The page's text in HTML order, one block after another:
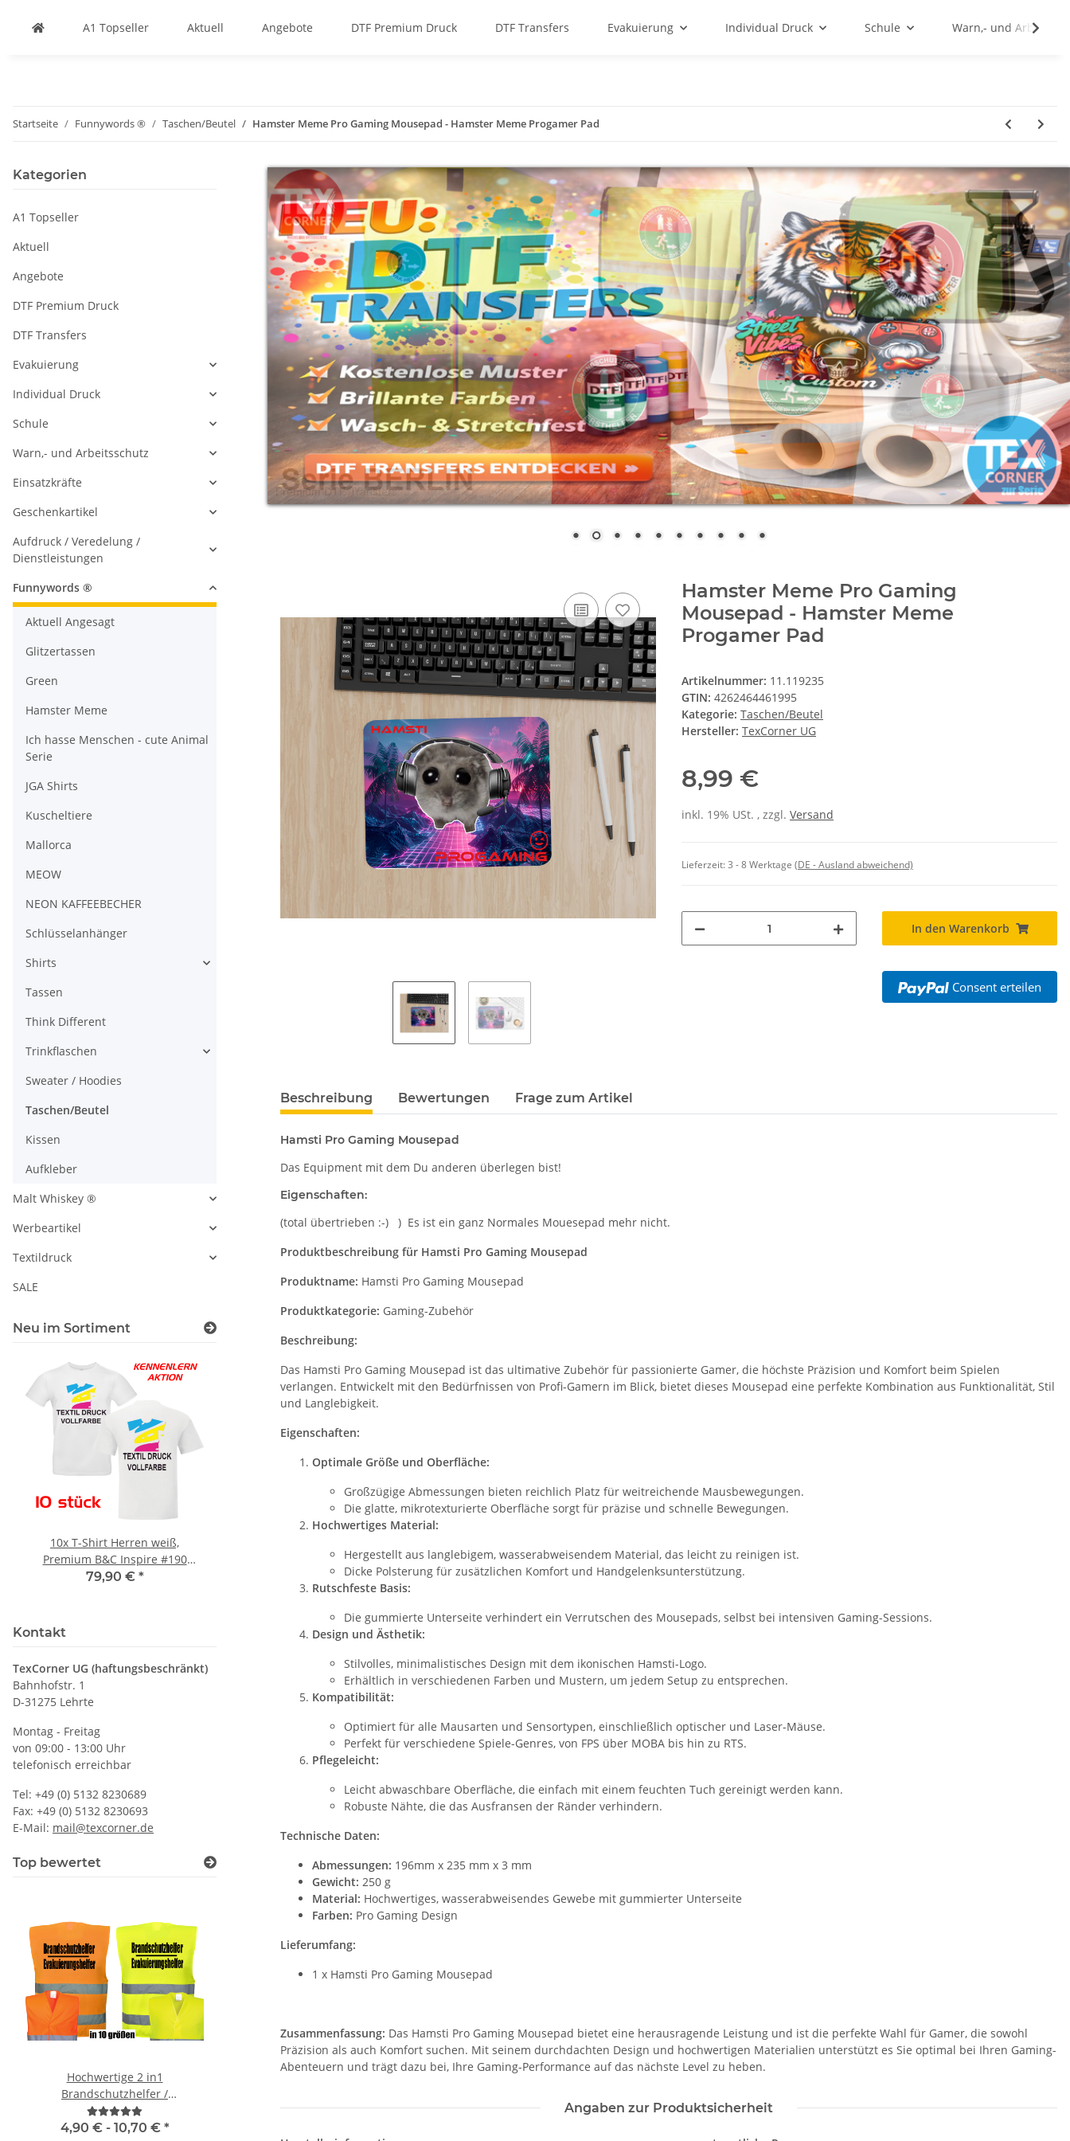
A1 Topseller Aktuell Angebote DTF Premium Druck DTF Transfers Evakuierung Individual Druck Schule Warn,- und
Startseite Funnywords ® Taschen/Beutel Hamster Meme Pro Gaming Mousepad - Hamster Meme Progamer Pad
Hamster Meme Pro Gaming
Mousepad - Hamster Meme
Progamer Pad
Artikelnummer: 11.119235
GTIN: 4262464461995
Kategorie: Taschen/Beutel
Hersteller: TexCorner UG
8,99 €
inkl. 19% USt. , zzgl. Versand
Lieferzeit:3 - 8 Werktage (DE - Ausland abweichend)
In den Warenkorb
Consent erteilen
Beschreibung Bewertungen Frage zum Artikel
Hamsti Pro Gaming Mousepad
Das Equipment mit dem Du anderen überlegen bist!
Eigenschaften:
(total übertrieben :-) ) Es ist ein ganz Normales Mouesepad mehr nicht.
Produktbeschreibung für Hamsti Pro Gaming Mousepad
Produktname: Hamsti Pro Gaming Mousepad
Produktkategorie: Gaming-Zubehör
Beschreibung:
Das Hamsti Pro Gaming Mousepad ist das ultimative Zubehör für passionierte Gamer, die höchste Präzision und Komfort beim Spielen
verlangen. Entwickelt mit den Bedürfnissen von Profi-Gamern im Blick, bietet dieses Mousepad eine perfekte Kombination aus Funktionalität, Stil
und Langlebigkeit.
Eigenschaften:
Optimale Größe und Oberfläche:
Großzügige Abmessungen bieten reichlich Platz für weitreichende Mausbewegungen.
Die glatte, mikrotexturierte Oberfläche sorgt für präzise und schnelle Bewegungen.
Hochwertiges Material:
Hergestellt aus langlebigem, wasserabweisendem Material, das leicht zu reinigen ist.
Dicke Polsterung für zusätzlichen Komfort und Handgelenksunterstützung.
Rutschfeste Basis:
Die gummierte Unterseite verhindert ein Verrutschen des Mousepads, selbst bei intensiven Gaming-Sessions.
Design und Ästhetik:
Stilvolles, minimalistisches Design mit dem ikonischen Hamsti-Logo.
Erhältlich in verschiedenen Farben und Mustern, um jedem Setup zu entsprechen.
Kompatibilität:
Optimiert für alle Mausarten und Sensortypen, einschließlich optischer und Laser-Mäuse.
Perfekt für verschiedene Spiele-Genres, von FPS über MOBA bis hin zu RTS.
Pflegeleicht:
Leicht abwaschbare Oberfläche, die einfach mit einem feuchten Tuch gereinigt werden kann.
Robuste Nähte, die das Ausfransen der Ränder verhindern.
Technische Daten:
Abmessungen: 196mm x 235 mm x 3 mm
Gewicht: 250 g
Material: Hochwertiges, wasserabweisendes Gewebe mit gummierter Unterseite
Farben: Pro Gaming Design
Lieferumfang:
1 x Hamsti Pro Gaming Mousepad
Zusammenfassung: Das Hamsti Pro Gaming Mousepad bietet eine herausragende Leistung und ist die perfekte Wahl für Gamer, die sowohl
Präzision als auch Komfort suchen. Mit seinem durchdachten Design und hochwertigen Materialien unterstützt es Sie optimal bei Ihren Gaming-
Abenteuern und trägt dazu bei, Ihre Gaming-Performance auf das nächste Level zu heben.
Angaben zur Produktsicherheit
Kategorien
A1 Topseller
Aktuell
Angebote
DTF Premium Druck
DTF Transfers
Evakuierung
Individual Druck
Schule
Warn,- und Arbeitsschutz
Einsatzkräfte
Geschenkartikel
Aufdruck / Veredelung /
Dienstleistungen
Funnywords ®
Aktuell Angesagt
Glitzertassen
Green
Hamster Meme
Ich hasse Menschen - cute Animal
Serie
JGA Shirts
Kuscheltiere
Mallorca
MEOW
NEON KAFFEEBECHER
Schlüsselanhänger
Shirts
Tassen
Think Different
Trinkflaschen
Sweater / Hoodies
Taschen/Beutel
Kissen
Aufkleber
Malt Whiskey ®
Werbeartikel
Textildruck
SALE
Neu im Sortiment
10x T-Shirt Herren weiß,
Premium B&C Inspire #190
Rundhals mit EINER
79,90 € *
farbig 1000ml inkl.
Wunschnamen
14,99 €*
Premium B&C Inspire #190
Rundhals mit EINER
79,90 €*
farbig 1000ml inkl.
Wunschnamen
7,99 € -14,99 €
Kontakt
TexCorner UG (haftungsbeschränkt)
Bahnhofstr. 1
D-31275 Lehrte
Montag - Freitag
von 09:00 - 13:00 Uhr
telefonisch erreichbar
Tel: +49 (0) 5132 8230689
Fax: +49 (0) 5132 8230693
E-Mail: mail@texcorner.de
Top bewertet
Hochwertige 2 in1
Brandschutzhelfer /
Evakuierungshelfer Warnweste
in 10 größen
4,90 € - 10,70 € *
Executive Weste rot/gelb mit
Brandschutz BEAUFTRAGTER
mit vielen Taschen S-3XL
Evakuierungshelfer Warnweste
Executive Weste rot/gelb mit